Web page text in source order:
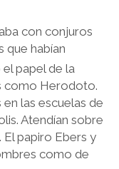
con conjuros
que habían
papel de la
como Herodoto.
las escuelas de
Atendían sobre
papiro Ebers y
como de